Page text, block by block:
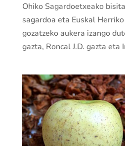
Ohiko Sagardoetxeako
sagardoa eta Euskal
gozatzeko aukera izango
gazta, Roncal J.D. gazta eta